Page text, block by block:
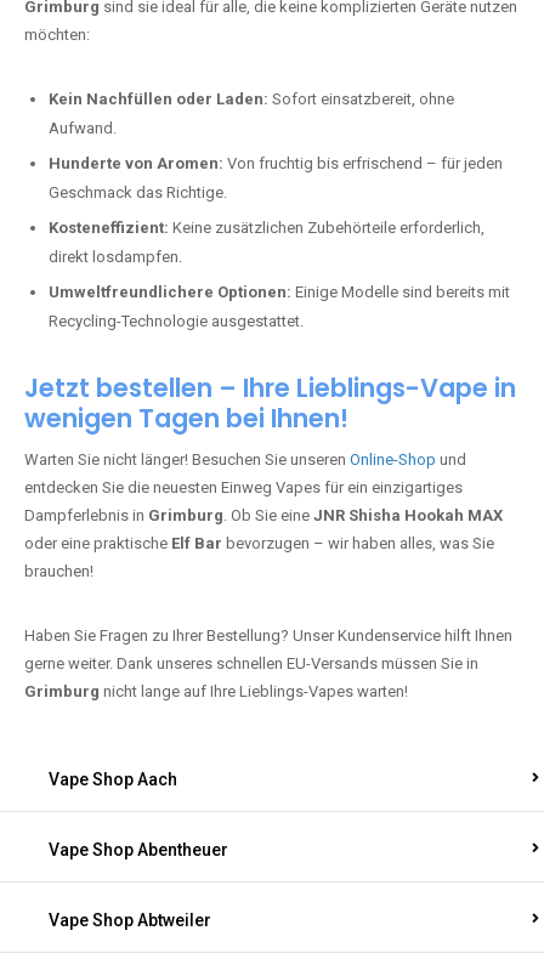
Grimburg sind sie ideal für alle, die keine komplizierten Geräte nutzen
möchten:
Kein Nachfüllen oder Laden: Sofort einsatzbereit, ohne
Aufwand.
Hunderte von Aromen: Von fruchtig bis erfrischend – für jeden
Geschmack das Richtige.
Kosteneffizient: Keine zusätzlichen Zubehörteile erforderlich,
direkt losdampfen.
Umweltfreundlichere Optionen: Einige Modelle sind bereits mit
Recycling-Technologie ausgestattet.
Jetzt bestellen – Ihre Lieblings-Vape in
wenigen Tagen bei Ihnen!
Warten Sie nicht länger! Besuchen Sie unseren Online-Shop und
entdecken Sie die neuesten Einweg Vapes für ein einzigartiges
Dampferlebnis in Grimburg. Ob Sie eine JNR Shisha Hookah MAX
oder eine praktische Elf Bar bevorzugen – wir haben alles, was Sie
brauchen!
Haben Sie Fragen zu Ihrer Bestellung? Unser Kundenservice hilft Ihnen
gerne weiter. Dank unseres schnellen EU-Versands müssen Sie in
Grimburg nicht lange auf Ihre Lieblings-Vapes warten!
Vape Shop Aach
Vape Shop Abentheuer
Vape Shop Abtweiler